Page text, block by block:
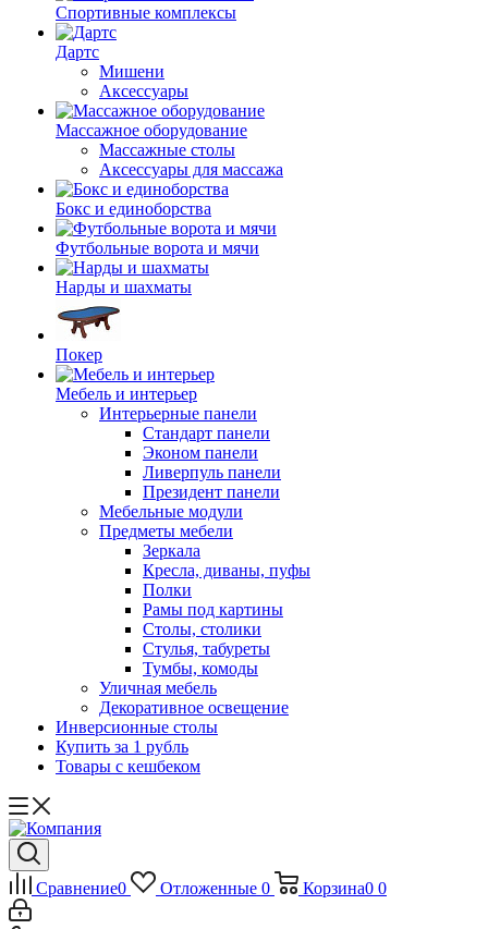
Спортивные комплексы
Дартс
Мишени
Аксессуары
Массажное оборудование
Массажные столы
Аксессуары для массажа
Бокс и единоборства
Футбольные ворота и мячи
Нарды и шахматы
Покер
Мебель и интерьер
Интерьерные панели
Стандарт панели
Эконом панели
Ливерпуль панели
Президент панели
Мебельные модули
Предметы мебели
Зеркала
Кресла, диваны, пуфы
Полки
Рамы под картины
Столы, столики
Стулья, табуреты
Тумбы, комоды
Уличная мебель
Декоративное освещение
Инверсионные столы
Купить за 1 рубль
Товары с кешбеком
Сравнение0 Отложенные 0 Корзина0 0